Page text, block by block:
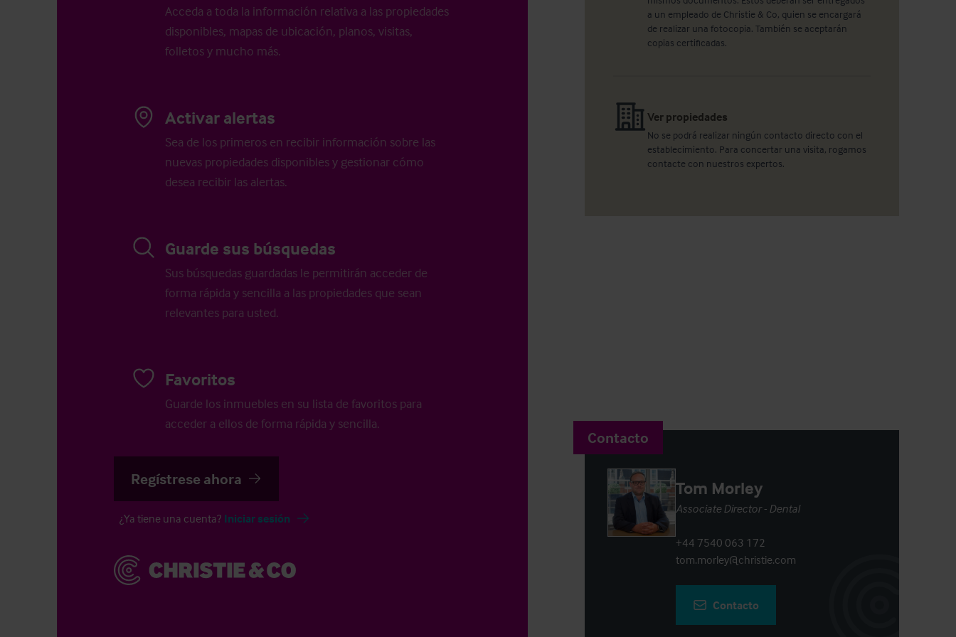
Acceda a toda la información relativa a las propiedades
disponibles, mapas de ubicación, planos, visitas,
folletos y mucho más.
Activar alertas
Sea de los primeros en recibir información sobre las
nuevas propiedades disponibles y gestionar cómo
desea recibir las alertas.
Guarde sus búsquedas
Sus búsquedas guardadas le permitirán acceder de
forma rápida y sencilla a las propiedades que sean
relevantes para usted.
Favoritos
Guarde los inmuebles en su lista de favoritos para
acceder a ellos de forma rápida y sencilla.
Regístrese ahora
¿Ya tiene una cuenta? Iniciar sesión
a un empleado de Christie & Co, quien se encargará
de realizar una fotocopia. También se aceptarán
copias certificadas.
Ver propiedades
No se podrá realizar ningún contacto directo con el
establecimiento. Para concertar una visita, rogamos
contacte con nuestros expertos.
Contacto
Tom Morley
Associate Director - Dental
+44 7540 063 172
tom.morley@christie.com
Contacto